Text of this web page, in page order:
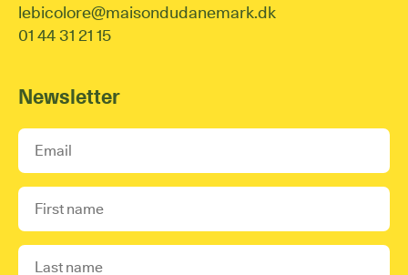
lebicolore@maisondudanemark.dk
01 44 31 21 15
Newsletter